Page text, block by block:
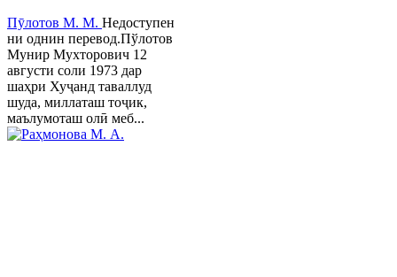
Пӯлотов М. М. Недоступен
ни однин перевод.Пўлотов
Мунир Мухторович 12
августи соли 1973 дар
шаҳри Хуҷанд таваллуд
шуда, миллаташ тоҷик,
маълумоташ олӣ меб...